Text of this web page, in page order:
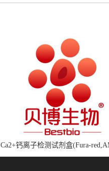
Ca2+钙离子检测试剂盒(Fura-